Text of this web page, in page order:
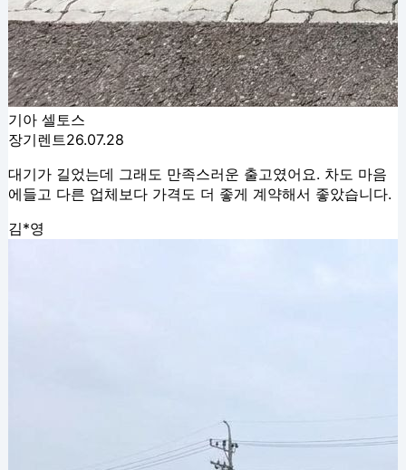
기아 셀토스
장기렌트26.07.28
대기가 길었는데 그래도 만족스러운 출고였어요. 차도 마음
에들고 다른 업체보다 가격도 더 좋게 계약해서 좋았습니다.
김*영